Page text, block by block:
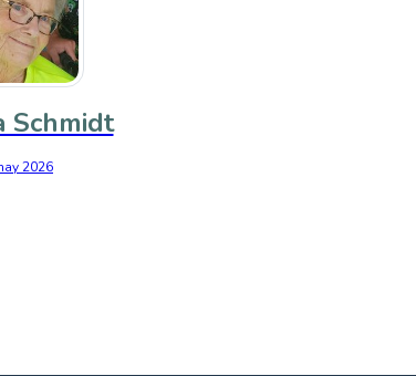
Schmidt
2026